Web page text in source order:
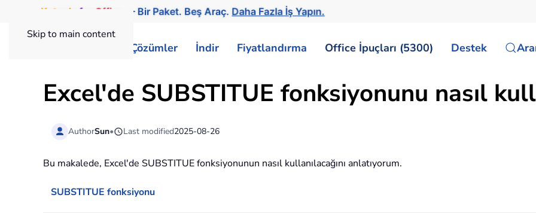
Skip to main content
Kutools for Office — Bir Paket. Beş Araç.Daha Fazla İş Yapın.
Çözümler İndir Fiyatlandırma Office İpuçları (5300) Destek
Excel'de SUBSTITUE fonksiyonunu nasıl
AuthorSun• Last modified2025-08-26
Bu makalede, Excel'de SUBSTITUE fonksiyonunun nasıl kullanılacağını anlatıyorum.
SUBSTITUE fonksiyonu